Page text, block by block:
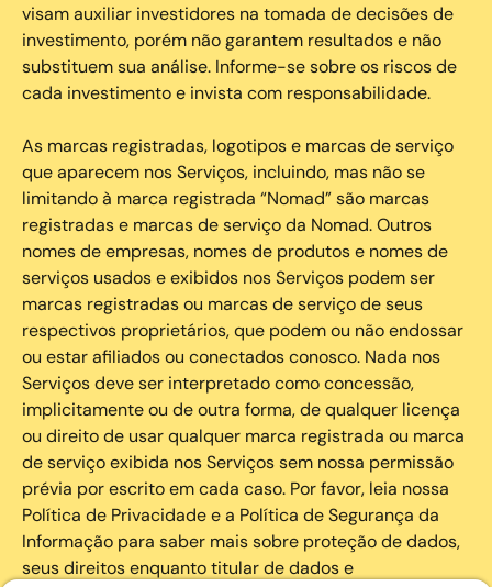
visam auxiliar investidores na tomada de decisões de
investimento, porém não garantem resultados e não
substituem sua análise. Informe-se sobre os riscos de
cada investimento e invista com responsabilidade.
As marcas registradas, logotipos e marcas de serviço
que aparecem nos Serviços, incluindo, mas não se
limitando à marca registrada “Nomad” são marcas
registradas e marcas de serviço da Nomad. Outros
nomes de empresas, nomes de produtos e nomes de
serviços usados e exibidos nos Serviços podem ser
marcas registradas ou marcas de serviço de seus
respectivos proprietários, que podem ou não endossar
ou estar afiliados ou conectados conosco. Nada nos
Serviços deve ser interpretado como concessão,
implicitamente ou de outra forma, de qualquer licença
ou direito de usar qualquer marca registrada ou marca
de serviço exibida nos Serviços sem nossa permissão
prévia por escrito em cada caso. Por favor, leia nossa
Política de Privacidade e a Política de Segurança da
Informação para saber mais sobre proteção de dados,
seus direitos enquanto titular de dados e